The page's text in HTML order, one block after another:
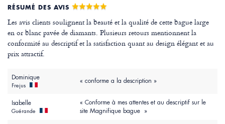
RÉSUMÉ DES AVIS
Les avis clients soulignent la beauté et la qualité de cette bague large
en or blanc pavée de diamants. Plusieurs retours mentionnent la
conformité au descriptif et la satisfaction quant au design élégant et au
prix attractif.
Dominique
Frejus
« conforme a la description »
Isabelle
Guérande
« Conforme à mes attentes et au descriptif sur le
site Magnifique bague »